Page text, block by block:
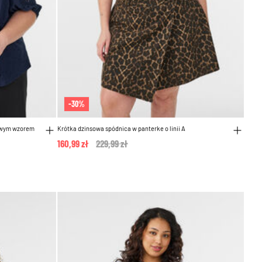
wzorem
-30%
Krótka dzinsowa spódnica w panterke o linii A
Price reduced from
229,99 zł
160,99 zł